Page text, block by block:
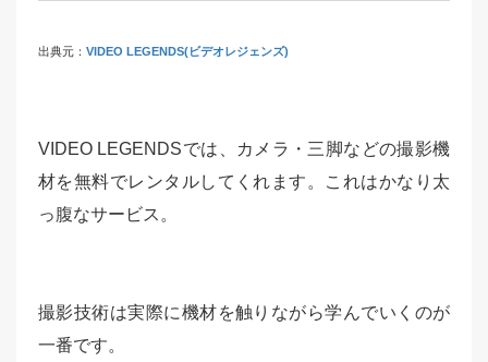
出典元： VIDEO LEGENDS(ビデオレジェンズ)
VIDEO LEGENDSでは、カメラ・三脚などの撮影機
材を無料でレンタルしてくれます。これはかなり太
っ腹なサービス。
撮影技術は実際に機材を触りながら学んでいくのが
一番です。